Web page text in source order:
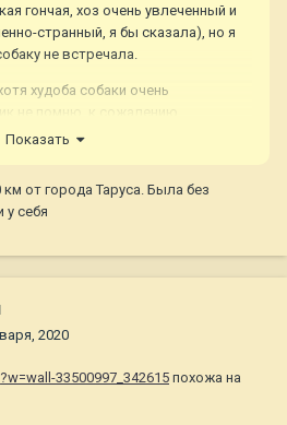
гончая, хоз очень увлеченный и
странный, я бы сказала), но я
не встречала.
худоба собаки очень
не помню, к сожалению.
Показать
от города Таруса. Была без
себя
2020
33500997_342615 похожа на